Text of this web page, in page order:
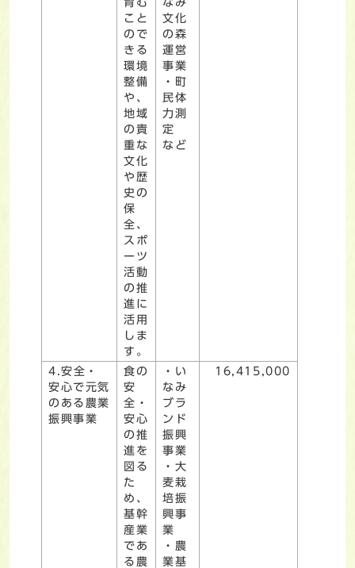
こと
ので
きる
環境
整備
や、
地域
の貴
重な
文化
や歴
史の
保
全、
スポ
ーツ
活動
の推
進に
活用
しま
す。
文化
の森
運営
事業
・町
民体
力測
定
など
4.安全・
安心で元気
のある農業
振興事業
食の
安
全・
安心
の推
進を
図る
た
め、
基幹
産業
であ
る農
・い
なみ
ブラ
ンド
振興
事業
・大
麦栽
培振
興事
業
・農
業基
16,415,000